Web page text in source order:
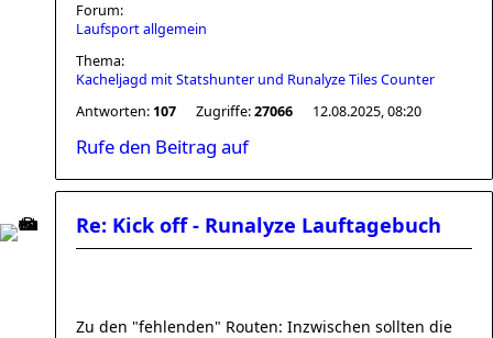
Forum:
Laufsport allgemein
Thema:
Kacheljagd mit Statshunter und Runalyze Tiles Counter
Antworten: 107 Zugriffe:27066 12.08.2025, 08:20
Rufe den Beitrag auf
Re: Kick off - Runalyze Lauftagebuch
Zu den "fehlenden" Routen: Inzwischen sollten die